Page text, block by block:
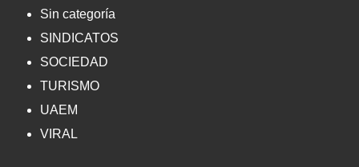
Sin categoría
SINDICATOS
SOCIEDAD
TURISMO
UAEM
VIRAL